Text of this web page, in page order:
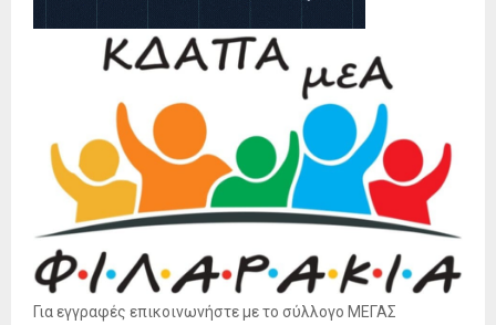
Για εγγραφές επικοινωνήστε με το σύλλογο ΜΕΓΑΣ